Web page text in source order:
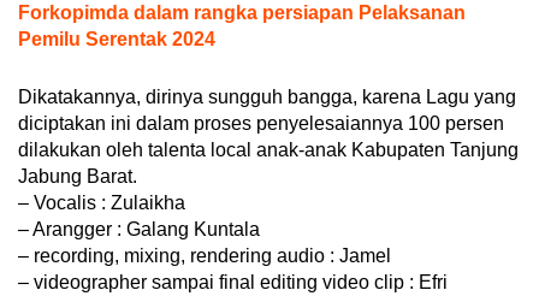
Forkopimda dalam rangka persiapan Pelaksanan
Pemilu Serentak 2024
Dikatakannya, dirinya sungguh bangga, karena Lagu yang
diciptakan ini dalam proses penyelesaiannya 100 persen
dilakukan oleh talenta local anak-anak Kabupaten Tanjung
Jabung Barat.
– Vocalis : Zulaikha
– Arangger : Galang Kuntala
– recording, mixing, rendering audio : Jamel
– videographer sampai final editing video clip : Efri